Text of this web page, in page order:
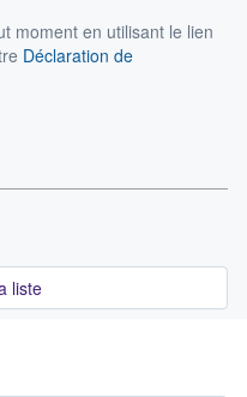
moment en utilisant le lien
Déclaration de
liste